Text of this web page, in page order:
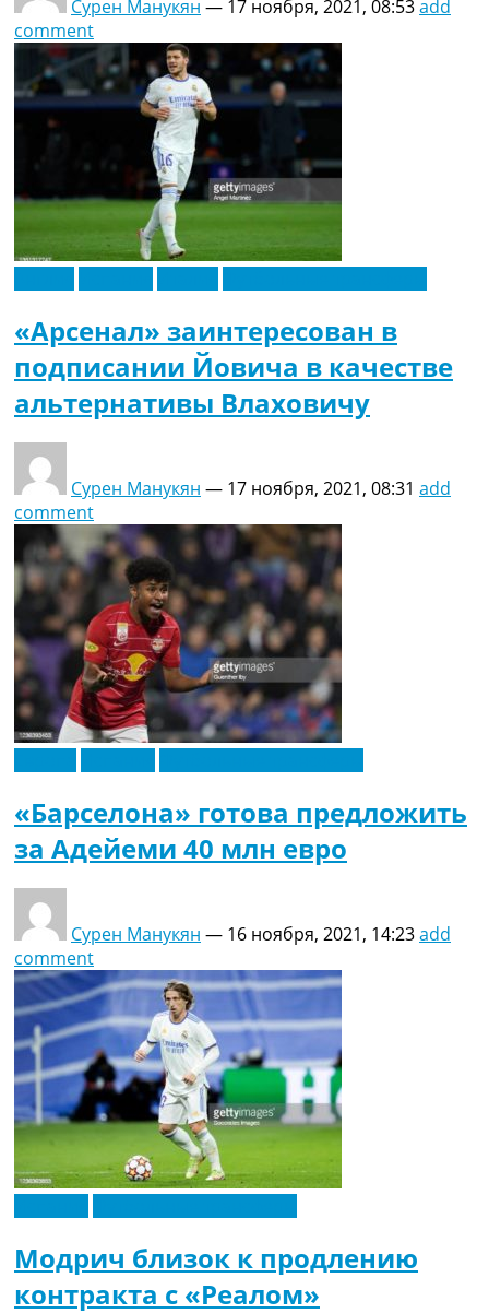
Сурен Манукян — 17 ноября, 2021, 08:53add
comment
«Арсенал» заинтересован в
подписании Йовича в качестве
альтернативы Влаховичу
Сурен Манукян — 17 ноября, 2021, 08:31 add
comment
«Барселона» готова предложить
за Адейеми 40 млн евро
Сурен Манукян — 16 ноября, 2021, 14:23add
comment
Модрич близок к продлению
контракта с «Реалом»